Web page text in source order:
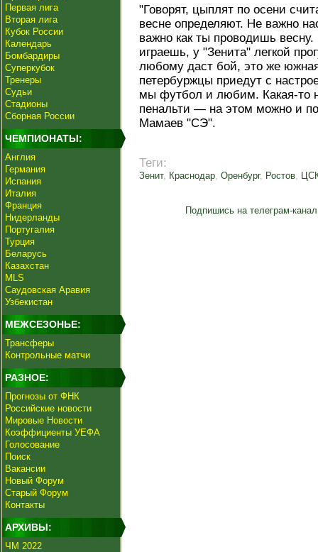
Первая лига
Вторая лига
Кубок России
Календарь
Бомбардиры
Суперкубок
Тренеры
Судьи
Стадионы
Сборная России
ЧЕМПИОНАТЫ:
Англия
Германия
Испания
Италия
Франция
Нидерланды
Португалия
Турция
Беларусь
Казахстан
MLS
Саудовская Аравия
Узбекистан
МЕЖСЕЗОНЬЕ:
Трансферы
Контрольные матчи
РАЗНОЕ:
Прогнозы от ФНК
Российские новости
Мировые Новости
Коэффициенты УЕФА
Голосование
Поиск
Вакансии
Новый Форум
Старый Форум
Контакты
АРХИВЫ:
ЧМ 2022
"Говорят, цыплят по осени
весне определяют. Не важно
важно как ты проводишь
играешь, у "Зенита" легкой
любому даст бой, это же
петербуржцы приедут с
мы футбол и любим. Какая-то
пенальти — на этом можно и
Мамаев "СЭ".
Теги:
Зенит, Краснодар, Оренбург, Ростов,
Подпишись на телеграм-